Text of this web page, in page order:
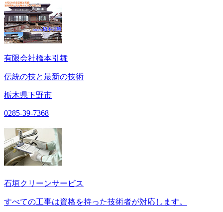
有限会社橋本引舞
伝統の技と最新の技術
栃木県下野市
0285-39-7368
石垣クリーンサービス
すべての工事は資格を持った技術者が対応します。